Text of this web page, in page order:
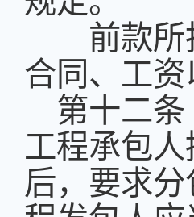
前款所指
合同、工
第十二
工程承包
后，要求